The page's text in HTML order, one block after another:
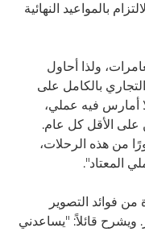
بالمواعيد النهائية
ولذا أحاول
بالكامل على
أمارس فيه عملي،
على الأقل كل عام.
من هذه الرحلات،
المعتاد".
من فوائد التصوير
ويشرح قائلاً: "يساعدني